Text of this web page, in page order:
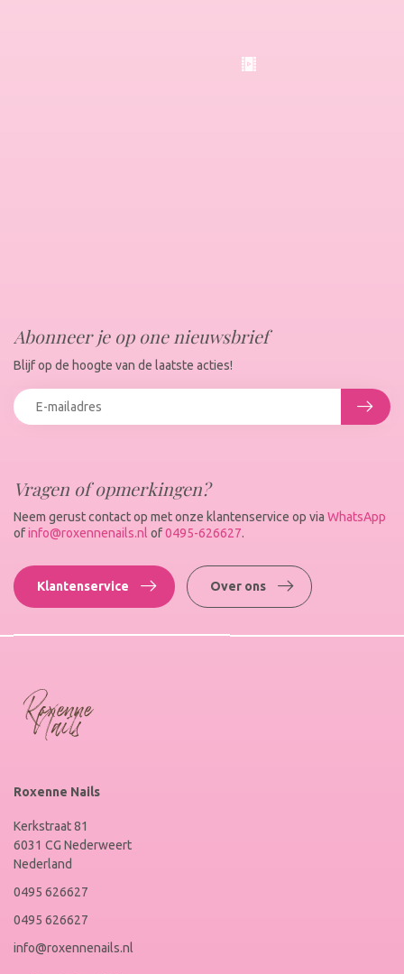
Vragen of opmerkingen?
Neem gerust contact op met onze klantenservice op via WhatsApp
ofinfo@roxennenails.nl of0495-626627.
Klantenservice Over ons
Abonneer je op one nieuwsbrief
Blijf op de hoogte van de laatste acties!
Roxenne Nails
Kerkstraat 81
6031 CG Nederweert
Nederland
0495 626627
0495 626627
info@roxennenails.nl